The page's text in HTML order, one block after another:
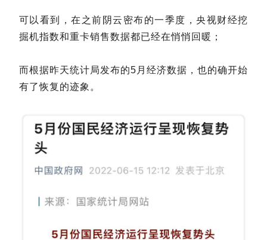
可以看到，在之前阴云密布的一季度，央视财经挖
掘机指数和重卡销售数据都已经在悄悄回暖；
而根据昨天统计局发布的5月经济数据，也的确开始
有了恢复的迹象。